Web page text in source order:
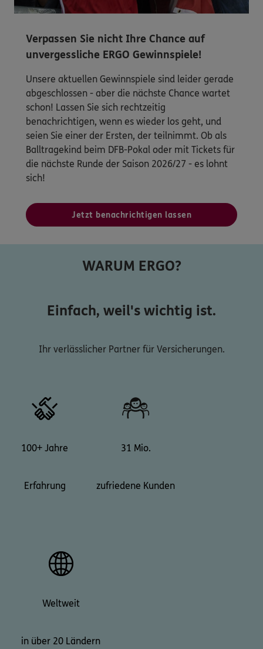
Verpassen Sie nicht Ihre Chance auf
unvergessliche ERGO Gewinnspiele!
Unsere aktuellen Gewinnspiele sind leider gerade
abgeschlossen - aber die nächste Chance wartet
schon! Lassen Sie sich rechtzeitig
benachrichtigen, wenn es wieder los geht, und
seien Sie einer der Ersten, der teilnimmt. Ob als
Balltragekind beim DFB-Pokal oder mit Tickets für
die nächste Runde der Saison 2026/27 - es lohnt
sich!
Jetzt benachrichtigen lassen
WARUM ERGO?
Einfach, weil's wichtig ist.
Ihr verlässlicher Partner für Versicherungen.
100+ Jahre
Erfahrung
31 Mio.
zufriedene Kunden
Weltweit
in über 20 Ländern